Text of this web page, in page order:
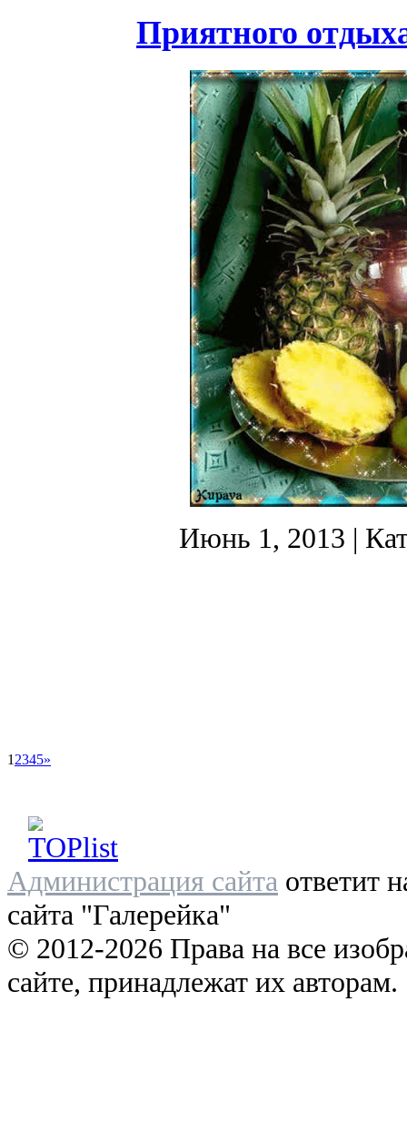
Приятного
Июнь 1, 2013 |
1 2345»
Администрация сайта ответит
сайта "Галерейка"
© 2012-2026 Права на все
сайте, принадлежат их авторам.